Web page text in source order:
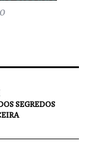
SEGREDOS